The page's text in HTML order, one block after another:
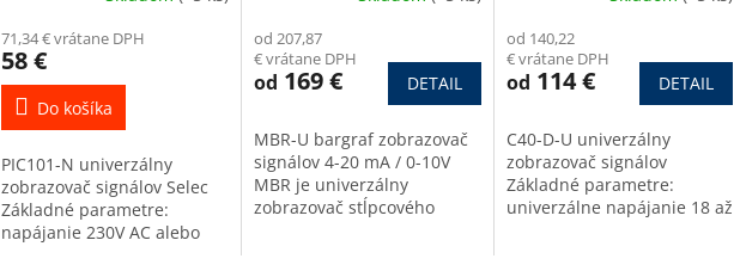
71,34 € vrátane DPH
58 €
Do košíka
PIC101-N univerzálny
zobrazovač signálov Selec
Základné parametre:
napájanie 230V AC alebo
od 207,87
€ vrátane DPH
od 169 € DETAIL
MBR-U bargraf zobrazovač
signálov 4-20 mA / 0-10V
MBR je univerzálny
zobrazovač stĺpcového
od 140,22
€ vrátane DPH
od 114 € DETAIL
C40-D-U univerzálny
zobrazovač signálov
Základné parametre:
univerzálne napájanie 18 až